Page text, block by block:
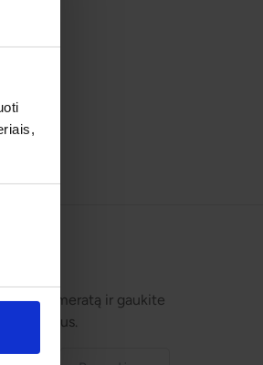
prenumeratą ir gaukite